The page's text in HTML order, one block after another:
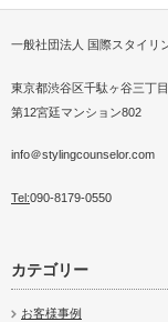
… ングレッスン…ンスタイ
一般社団法人 国際スタイリ
東京都渋谷区千駄ヶ谷三丁
第12宮廷マンション802
info＠stylingcounselor.com
Tel:090-8179-0550
カテゴリー
お客様事例